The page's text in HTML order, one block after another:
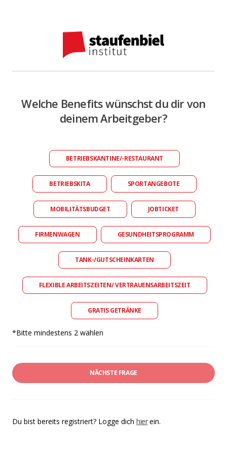
Welche Benefits wünschst du dir von
deinem Arbeitgeber?
BETRIEBSKANTINE/-RESTAURANT
BETRIEBSKITA SPORTANGEBOTE
MOBILITÄTSBUDGET JOBTICKET
FIRMENWAGEN GESUNDHEITSPROGRAMM
TANK-/GUTSCHEINKARTEN
FLEXIBLE ARBEITSZEITEN/ VERTRAUENSARBEITSZEIT
GRATIS GETRÄNKE
*Bitte mindestens 2 wählen
NÄCHSTE FRAGE
Du bist bereits registriert? Logge dich hierein.